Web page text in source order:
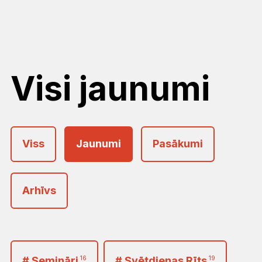
Visi jaunumi
Viss Jaunumi Pasākumi
Arhīvs
Janvāris
Februāris
Marts
16 19